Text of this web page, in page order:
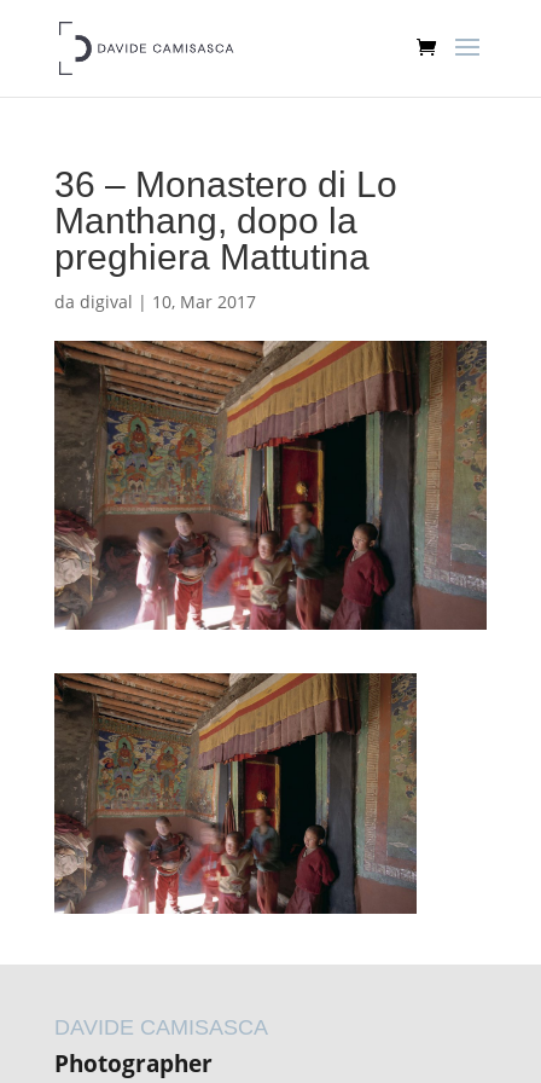
36 – Monastero di Lo
Manthang, dopo la
preghiera Mattutina
da digival | 10, Mar 2017
DAVIDE CAMISASCA
Photographer